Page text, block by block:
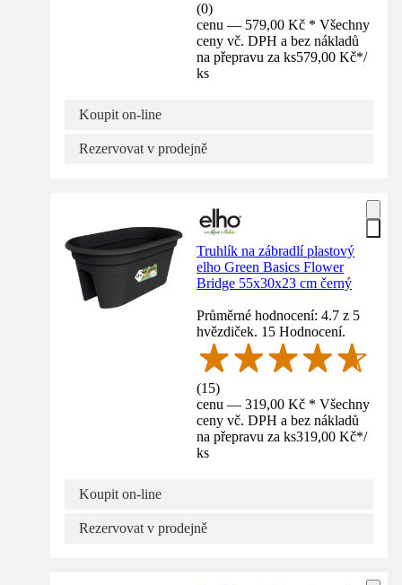
(0)
cenu — 579,00 Kč * Všechny
ceny vč. DPH a bez nákladů
na přepravu za ks579,00 Kč*/
ks
Koupit on-line
Rezervovat v prodejně
Truhlík na zábradlí plastový
elho Green Basics Flower
Bridge 55x30x23 cm černý
Průměrné hodnocení: 4.7 z 5
hvězdiček. 15 Hodnocení.
(15)
cenu — 319,00 Kč * Všechny
ceny vč. DPH a bez nákladů
na přepravu za ks319,00 Kč*/
ks
Koupit on-line
Rezervovat v prodejně